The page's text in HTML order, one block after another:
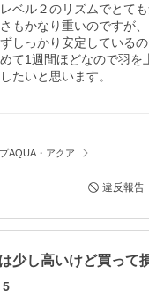
ベル２のリズムでとて
もかなり重いのですが
しっかり安定している
て1週間ほどなので羽を
たいと思います。
AQUA・アクア
違反報告
5